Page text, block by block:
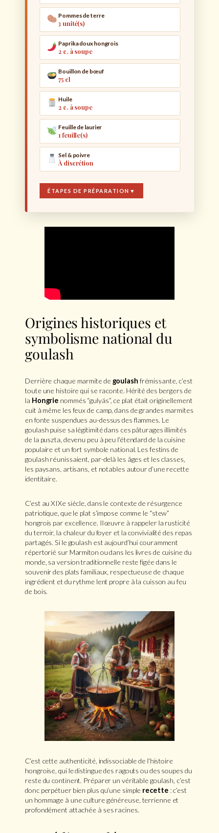
Pommes de terre
3 unité(s)
Paprika doux hongrois
2 c. à soupe
Bouillon de bœuf
75 cl
Huile
2 c. à soupe
Feuille de laurier
1 feuille(s)
Sel & poivre
À discrétion
ÉTAPES DE PRÉPARATION ▼
Origines historiques et
symbolisme national du
goulash
Derrière chaque marmite de goulash frémissante, c’est
toute une histoire qui se raconte. Hérité des bergers de
la Hongrie nommés “gulyás”, ce plat était originellement
cuit à même les feux de camp, dans de grandes marmites
en fonte suspendues au-dessus des flammes. Le
goulash puise sa légitimité dans ces pâturages illimités
de la puszta, devenu peu à peu l’étendard de la cuisine
populaire et un fort symbole national. Les festins de
goulash réunissaient, par-delà les âges et les classes,
les paysans, artisans, et notables autour d’une recette
identitaire.
C’est au XIXe siècle, dans le contexte de résurgence
patriotique, que le plat s’impose comme le “stew”
hongrois par excellence. Il œuvre à rappeler la rusticité
du terroir, la chaleur du foyer et la convivialité des repas
partagés. Si le goulash est aujourd’hui couramment
répertorié sur Marmiton ou dans les livres de cuisine du
monde, sa version traditionnelle reste figée dans le
souvenir des plats familiaux, respectueuse de chaque
ingrédient et du rythme lent propre à la cuisson au feu
de bois.
C’est cette authenticité, indissociable de l’histoire
hongroise, qui le distingue des ragouts ou des soupes du
reste du continent. Préparer un véritable goulash, c’est
donc perpétuer bien plus qu’une simple recette : c’est
un hommage à une culture généreuse, terrienne et
profondément attachée à ses racines.